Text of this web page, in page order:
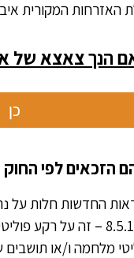
האזרחות המקורית
הנך צאצא של אזרח/
כן
הזכאים לפי החוק
8.5.1945 – זה על